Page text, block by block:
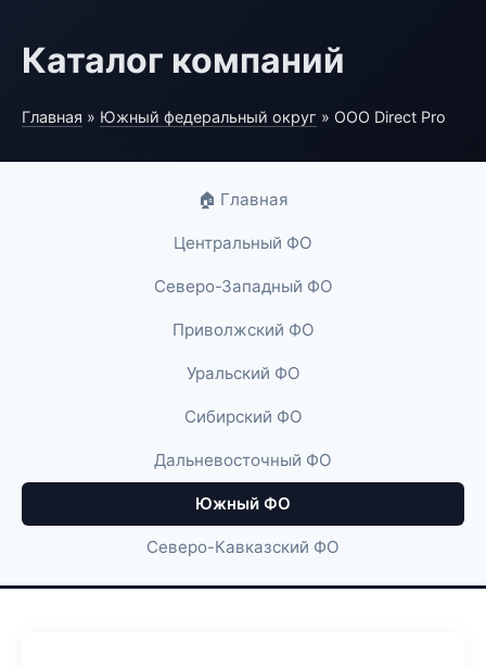
Каталог компаний
Главная » Южный федеральный округ » ООО Direct Pro
🏠 Главная
Центральный ФО
Северо-Западный ФО
Приволжский ФО
Уральский ФО
Сибирский ФО
Дальневосточный ФО
Южный ФО
Северо-Кавказский ФО